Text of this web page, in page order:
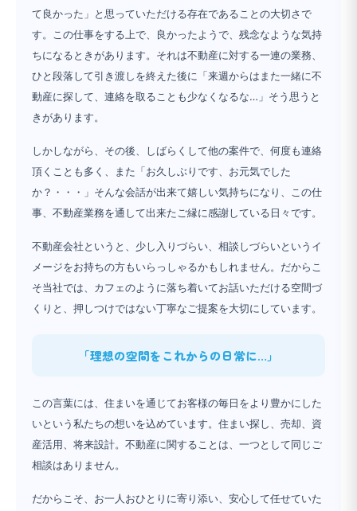
て良かった」と思っていただける存在であることの大切さで
す。この仕事をする上で、良かったようで、残念なような気持
ちになるときがあります。それは不動産に対する一連の業務、
ひと段落して引き渡しを終えた後に「来週からはまた一緒に不
動産に探して、連絡を取ることも少なくなるな…」そう思うと
きがあります。
しかしながら、その後、しばらくして他の案件で、何度も連絡
頂くことも多く、また「お久しぶりです、お元気でした
か？・・・」そんな会話が出来て嬉しい気持ちになり、この仕
事、不動産業務を通して出来たご縁に感謝している日々です。
不動産会社というと、少し入りづらい、相談しづらいというイ
メージをお持ちの方もいらっしゃるかもしれません。だからこ
そ当社では、カフェのように落ち着いてお話いただける空間づ
くりと、押しつけではない丁寧なご提案を大切にしています。
「理想の空間をこれからの日常に…」
この言葉には、住まいを通じてお客様の毎日をより豊かにした
いという私たちの想いを込めています。住まい探し、売却、資
産活用、将来設計。不動産に関することは、一つとして同じご
相談はありません。
だからこそ、お一人おひとりに寄り添い、安心して任せていた